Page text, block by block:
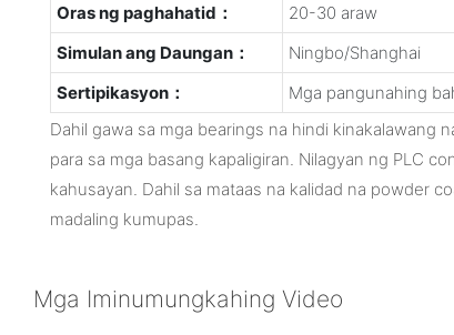
Oras ng paghahatid：
20-30 araw
Simulan ang Daungan：
Ningbo/Shanghai
Sertipikasyon：
Mga pangunahing
Dahil gawa sa mga bearings na hindi kinakalawang
para sa mga basang kapaligiran. Nilagyan ng PLC
kahusayan. Dahil sa mataas na kalidad na powder
madaling kumupas.
Mga Iminumungkahing Video